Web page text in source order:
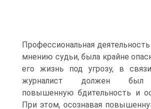
Профессиональная
мнению судьи, была крайне
его жизнь под угрозу, в
журналист должен был
повышенную бдительность и
При этом, осознавая